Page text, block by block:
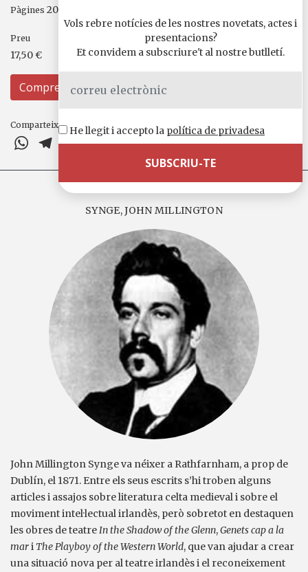
Pàgines 208
Preu
17,50 €
Compreu
Comparteix-ho a
WhatsAppTelegram Facebook
Email Comparteix
SYNGE, JOHN MILLINGTON
John Millington Synge va néixer a Rathfarnham, a prop de
Dublín, el 1871. Entre els seus escrits s’hi troben alguns
articles i assajos sobre literatura celta medieval i sobre el
moviment intel·lectual irlandès, però sobretot en destaquen
les obres de teatreIn the Shadow of the Glenn,Genets cap a la
mari The Playboy of the Western World, que van ajudar a crear
una situació nova per al teatre irlandès i el reconeixement
Vols rebre notícies de les nostres novetats, actes i
presentacions?
Et convidem a subscriure't al nostre butlletí.
He llegit i accepto la política de privadesa